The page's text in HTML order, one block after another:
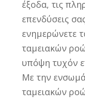
έξοδα, τις
επενδύσεις
ενημερώνετε
ταμειακών
υπόψη τυχόν
Με την
ταμειακών